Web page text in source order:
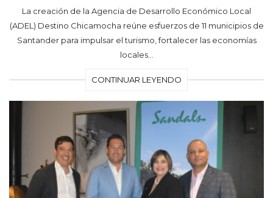
La creación de la Agencia de Desarrollo Económico Local
(ADEL) Destino Chicamocha reúne esfuerzos de 11 municipios de
Santander para impulsar el turismo, fortalecer las economías
locales…
CONTINUAR LEYENDO